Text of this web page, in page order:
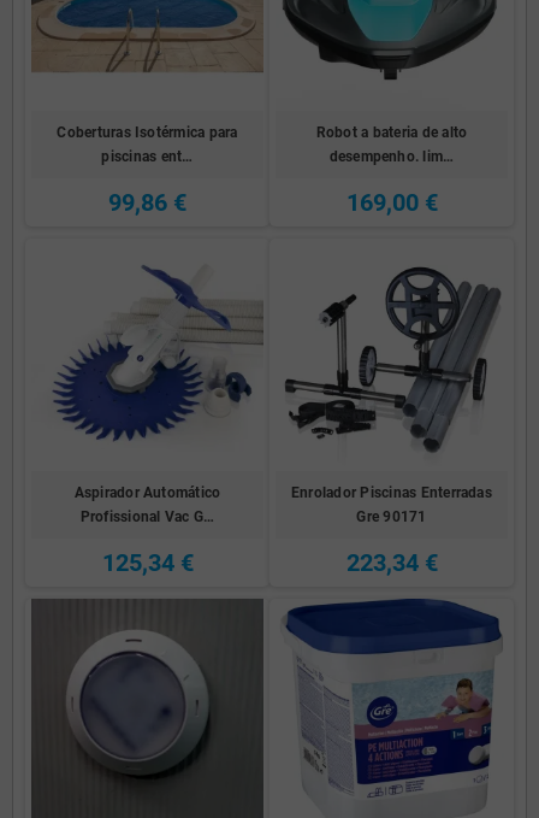
Coberturas Isotérmica para
piscinas ent…
99,86 €
Robot a bateria de alto
desempenho. lim…
169,00 €
Aspirador Automático
Profissional Vac G…
125,34 €
Enrolador Piscinas Enterradas
Gre 90171
223,34 €